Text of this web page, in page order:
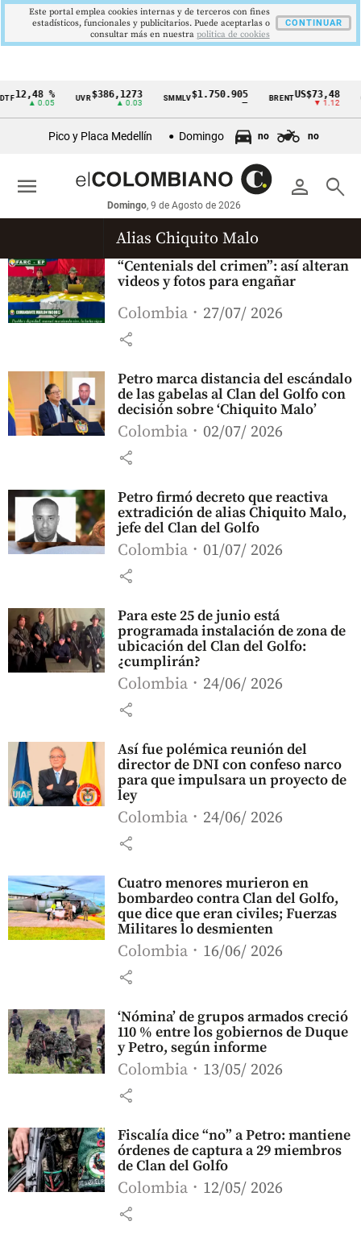
Cintillo
económicos
Colombia
12,48 %
▲ 0.05
UVR$386,1273
▲ 0.03
SMMLV $1.750.905 BRENTUS$73,48
▼ 1.12
Pico y Placa Medellín Domingo no no
person search
Domingo, 9 de Agosto de 2026
menu
Alias Chiquito Malo
“Centenials del crimen”: así alteran
videos y fotos para engañar
Colombia 27/07/ 2026
share
Petro marca distancia del escándalo
de las gabelas al Clan del Golfo con
decisión sobre ‘Chiquito Malo’
Colombia 02/07/ 2026
share
Petro firmó decreto que reactiva
extradición de alias Chiquito Malo,
jefe del Clan del Golfo
Colombia 01/07/ 2026
share
Para este 25 de junio está
programada instalación de zona de
ubicación del Clan del Golfo:
¿cumplirán?
Colombia 24/06/ 2026
share
Así fue polémica reunión del
director de DNI con confeso narco
para que impulsara un proyecto de
ley
Colombia 24/06/ 2026
share
Cuatro menores murieron en
bombardeo contra Clan del Golfo,
que dice que eran civiles; Fuerzas
Militares lo desmienten
Colombia 16/06/ 2026
share
‘Nómina’ de grupos armados creció
110 % entre los gobiernos de Duque
y Petro, según informe
Colombia 13/05/ 2026
share
Fiscalía dice “no” a Petro: mantiene
órdenes de captura a 29 miembros
de Clan del Golfo
Colombia 12/05/ 2026
share
Este portal emplea cookies internas y de terceros con fines
estadísticos, funcionales y publicitarios. Puede aceptarlas o
consultar más en nuestra politica de cookies
CONTINUAR